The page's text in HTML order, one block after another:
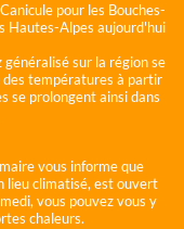
pour les Bouches-
Hautes-Alpes aujourd'hui
généralisé sur la région se
des températures à partir
se prolongent ainsi dans
vous informe que
lieu climatisé, est ouvert
vous pouvez vous y
chaleurs.